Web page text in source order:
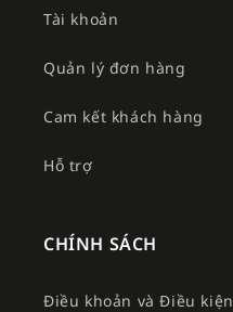
Tài khoản
Quản lý đơn hàng
Cam kết khách hàng
Hỗ trợ
CHÍNH SÁCH
Điều khoản và Điều kiện